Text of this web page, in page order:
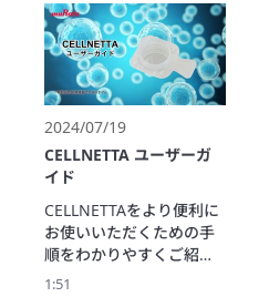
業の方は、ぜひご覧くだ
さい。
疲労ストレス計はバイタ
ルデータによる自律神経
数値化とビックデータの
分析により、自律神経の
バランスと偏差値を示
し、客観的な評価が難し
かった「疲労・ストレス
度」を可視化します。
また、測定したデータは
モバイル端末で表示し結
果を確認することができ
ます。
2024/07/19
CELLNETTA ユーザーガ
イド
CELLNETTAをより便利に
お使いいただくための手
順をわかりやすくご紹介
します。
1:51